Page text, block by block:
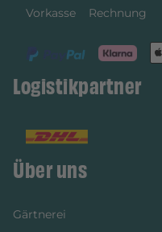
Vorkasse Rechnung
Logistikpartner
Über uns
Gärtnerei